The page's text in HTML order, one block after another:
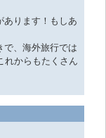
あります！もしあ
で、海外旅行では
れからもたくさん